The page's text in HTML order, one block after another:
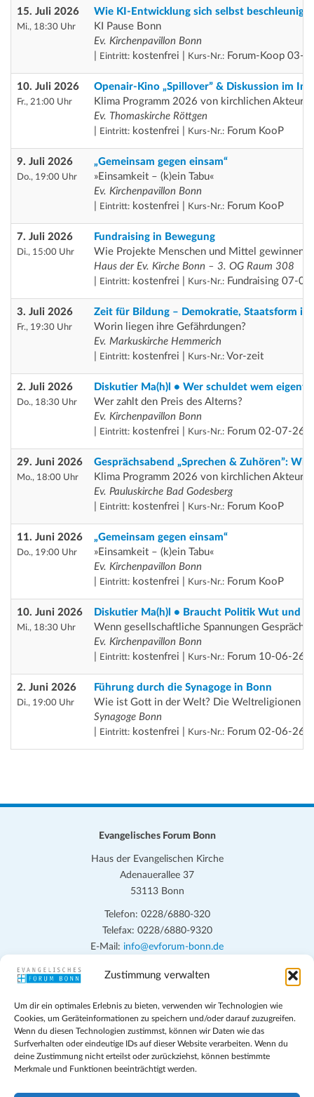
Zustimmung verwalten
Um dir ein optimales Erlebnis zu bieten, verwenden wir Technologien wie
Cookies, um Geräteinformationen zu speichern und/oder darauf zuzugreifen.
Wenn du diesen Technologien zustimmst, können wir Daten wie das
Surfverhalten oder eindeutige IDs auf dieser Website verarbeiten. Wenn du
deine Zustimmung nicht erteilst oder zurückziehst, können bestimmte
Merkmale und Funktionen beeinträchtigt werden.
15. Juli 2026
Mi., 18:30 Uhr
Wie KI-Entwicklung sich selbst beschleunigt
KI Pause Bonn
Ev. Kirchenpavillon Bonn
Eintritt: kostenfrei | Kurs-Nr.: Forum-Koop 03-
10. Juli 2026
Fr., 21:00 Uhr
Openair-Kino „Spillover” & Diskussion im
Klima Programm 2026 von kirchlichen
Ev. Thomaskirche Röttgen
Eintritt: kostenfrei | Kurs-Nr.: Forum KooP
9. Juli 2026
Do., 19:00 Uhr
„Gemeinsam gegen einsam“
»Einsamkeit – (k)ein Tabu«
Ev. Kirchenpavillon Bonn
Eintritt: kostenfrei | Kurs-Nr.: Forum KooP
7. Juli 2026
Di., 15:00 Uhr
Fundraising in Bewegung
Wie Projekte Menschen und Mittel gewinnen
Haus der Ev. Kirche Bonn – 3. OG Raum 308
Eintritt: kostenfrei | Kurs-Nr.: Fundraising 07-
3. Juli 2026
Fr., 19:30 Uhr
Zeit für Bildung – Demokratie, Staatsform in
Worin liegen ihre Gefährdungen?
Ev. Markuskirche Hemmerich
Eintritt: kostenfrei | Kurs-Nr.: Vor-zeit
2. Juli 2026
Do., 18:30 Uhr
Diskutier Ma(h)l • Wer schuldet wem
Wer zahlt den Preis des Alterns?
Ev. Kirchenpavillon Bonn
Eintritt: kostenfrei | Kurs-Nr.: Forum 02-07-26
29. Juni 2026
Mo., 18:00 Uhr
Gesprächsabend „Sprechen & Zuhören”:
Klima Programm 2026 von kirchlichen
Ev. Pauluskirche Bad Godesberg
Eintritt: kostenfrei | Kurs-Nr.: Forum KooP
11. Juni 2026
Do., 19:00 Uhr
„Gemeinsam gegen einsam“
»Einsamkeit – (k)ein Tabu«
Ev. Kirchenpavillon Bonn
Eintritt: kostenfrei | Kurs-Nr.: Forum KooP
10. Juni 2026
Mi., 18:30 Uhr
Diskutier Ma(h)l • Braucht Politik Wut und
Wenn gesellschaftliche Spannungen Gespräch
Ev. Kirchenpavillon Bonn
Eintritt: kostenfrei | Kurs-Nr.: Forum 10-06-26
2. Juni 2026
Di., 19:00 Uhr
Führung durch die Synagoge in Bonn
Wie ist Gott in der Welt? Die Weltreligionen •
Synagoge Bonn
Eintritt: kostenfrei | Kurs-Nr.: Forum 02-06-26
Evangelisches Forum Bonn
Haus der Evangelischen Kirche
Adenauerallee 37
53113 Bonn
Telefon: 0228/6880-320
Telefax: 0228/6880-9320
E-Mail: info@evforum-bonn.de
Das Evangelische Forum Bonn will in seinen zentralen
persönlichen, beruflichen, kirchlichen und öffentlichen Lebens
eingehen, zu offener Begegnung und ehrlicher Auseinandersetzung
anregen und mithelfen, aus der Verheißung des Evangeliums heraus
im individuellen und gesellschaftlichen Leben verantwortlich zu
denken, zu reden und zu handeln.